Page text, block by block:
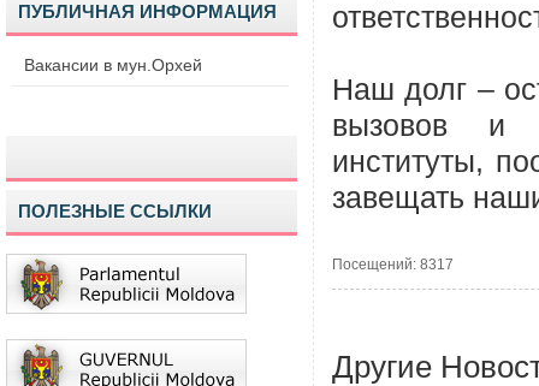
ПУБЛИЧНАЯ ИНФОРМАЦИЯ
Вакансии в мун.Орхей
ПОЛЕЗНЫЕ ССЫЛКИ
Наш долг –
вызовов и
институты,
завещать
Посещений: 8317
Другие